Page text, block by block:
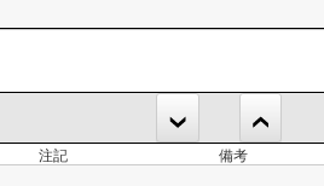
注記 備考